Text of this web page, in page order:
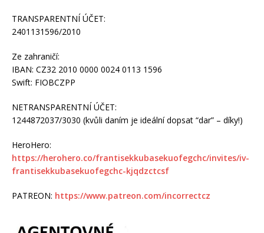
TRANSPARENTNÍ ÚČET:
2401131596/2010
Ze zahraničí:
IBAN: CZ32 2010 0000 0024 0113 1596
Swift: FIOBCZPP
NETRANSPARENTNÍ ÚČET:
1244872037/3030 (kvůli daním je ideální dopsat “dar” – díky!)
HeroHero:
https://herohero.co/frantisekkubasekuofegchc/invites/iv-
frantisekkubasekuofegchc-kjqdzctcsf
PATREON: https://www.patreon.com/incorrectcz